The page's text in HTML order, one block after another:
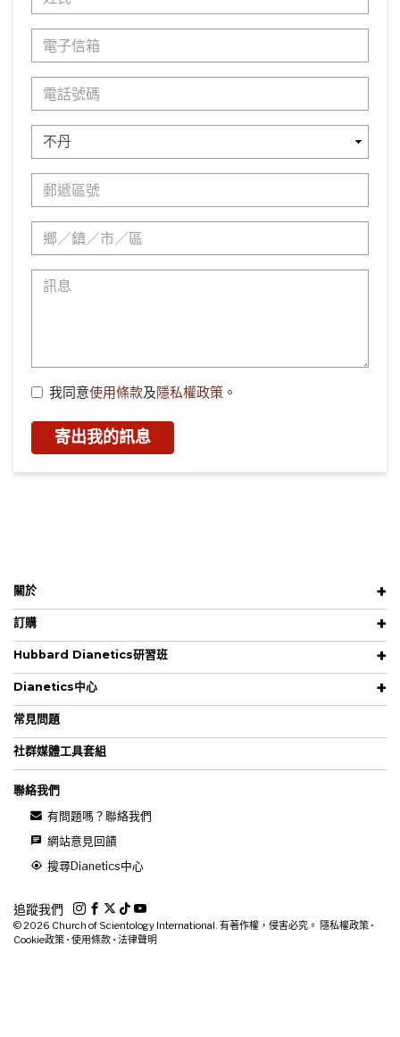
我同意使用條款及隱私權政策 。
寄出我的訊息
關於
訂購
Hubbard Dianetics研習班
Dianetics中心
常見問題
社群媒體工具套組
聯絡我們
有問題嗎？聯絡我們
網站意見回饋
搜尋Dianetics中心
追蹤我們
© 2026 Church of Scientology International. 有著作權，侵害必究。 隱私權政策 •
Cookie政策 • 使用條款 • 法律聲明